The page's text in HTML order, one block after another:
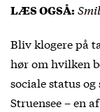
LÆS OGSÅ:
Bliv klogere på
hør om hvilken
sociale status
Struensee – en